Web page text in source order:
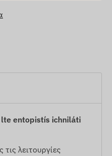
lte entopistís ichniláti
λειτουργίες